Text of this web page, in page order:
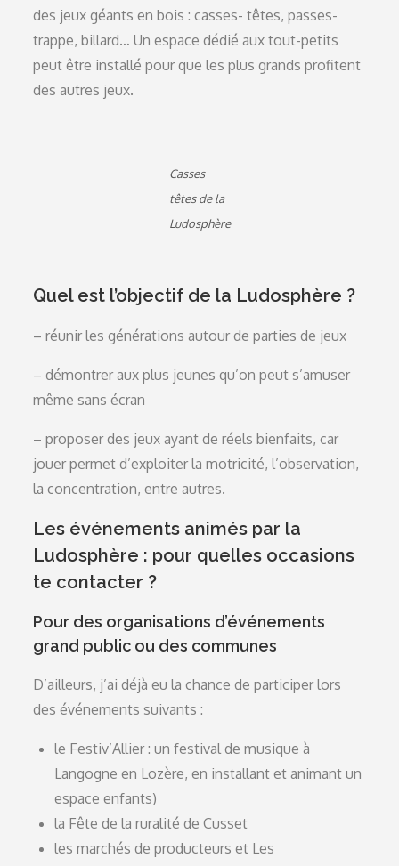
des jeux géants en bois : casses- têtes, passes-
trappe, billard… Un espace dédié aux tout-petits
peut être installé pour que les plus grands profitent
des autres jeux.
Casses
têtes de la
Ludosphère
Quel est l’objectif de la Ludosphère ?
– réunir les générations autour de parties de jeux
– démontrer aux plus jeunes qu’on peut s’amuser
même sans écran
– proposer des jeux ayant de réels bienfaits, car
jouer permet d’exploiter la motricité, l’observation,
la concentration, entre autres.
Les événements animés par la
Ludosphère : pour quelles occasions
te contacter ?
Pour des organisations d’événements
grand public ou des communes
D’ailleurs, j’ai déjà eu la chance de participer lors
des événements suivants :
le Festiv’Allier : un festival de musique à
Langogne en Lozère, en installant et animant un
espace enfants)
la Fête de la ruralité de Cusset
les marchés de producteurs et Les